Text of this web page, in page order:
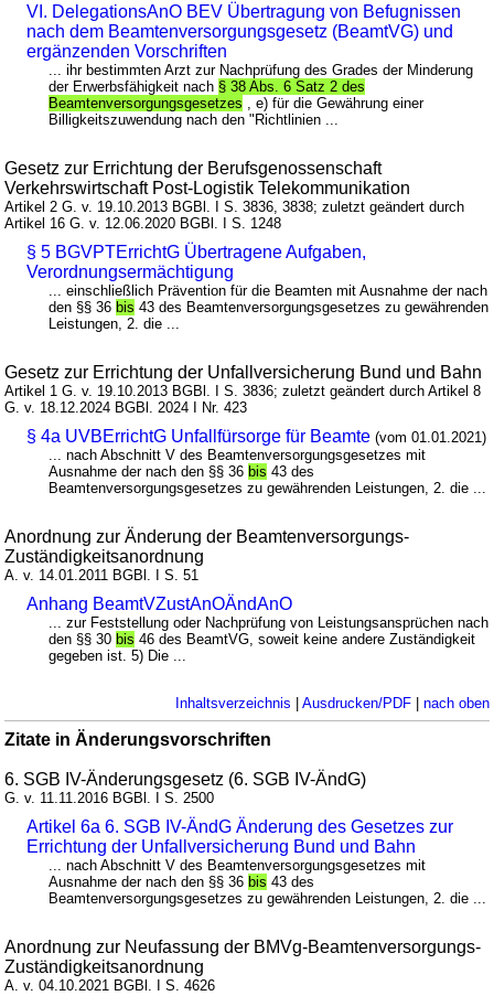
VI. DelegationsAnO BEV Übertragung von Befugnissen
nach dem Beamtenversorgungsgesetz (BeamtVG) und
ergänzenden Vorschriften
... ihr bestimmten Arzt zur Nachprüfung des Grades der Minderung
der Erwerbsfähigkeit nach § 38 Abs. 6 Satz 2 des
Beamtenversorgungsgesetzes , e) für die Gewährung einer
Billigkeitszuwendung nach den "Richtlinien ...
Gesetz zur Errichtung der Berufsgenossenschaft
Verkehrswirtschaft Post-Logistik Telekommunikation
Artikel 2 G. v. 19.10.2013 BGBl. I S. 3836, 3838; zuletzt geändert durch
Artikel 16 G. v. 12.06.2020 BGBl. I S. 1248
§ 5 BGVPTErrichtG Übertragene Aufgaben,
Verordnungsermächtigung
... einschließlich Prävention für die Beamten mit Ausnahme der nach
den §§ 36 bis 43 des Beamtenversorgungsgesetzes zu gewährenden
Leistungen, 2. die ...
Gesetz zur Errichtung der Unfallversicherung Bund und Bahn
Artikel 1 G. v. 19.10.2013 BGBl. I S. 3836; zuletzt geändert durch Artikel 8
G. v. 18.12.2024 BGBl. 2024 I Nr. 423
§ 4a UVBErrichtG Unfallfürsorge für Beamte (vom 01.01.2021)
... nach Abschnitt V des Beamtenversorgungsgesetzes mit
Ausnahme der nach den §§ 36 bis 43 des
Beamtenversorgungsgesetzes zu gewährenden Leistungen, 2. die ...
Anordnung zur Änderung der Beamtenversorgungs-
Zuständigkeitsanordnung
A. v. 14.01.2011 BGBl. I S. 51
Anhang BeamtVZustAnOÄndAnO
... zur Feststellung oder Nachprüfung von Leistungsansprüchen nach
den §§ 30 bis 46 des BeamtVG, soweit keine andere Zuständigkeit
gegeben ist. 5) Die ...
Inhaltsverzeichnis Ausdrucken/PDF| nach oben
Zitate in Änderungsvorschriften
6. SGB IV-Änderungsgesetz (6. SGB IV-ÄndG)
G. v. 11.11.2016 BGBl. I S. 2500
Artikel 6a 6. SGB IV-ÄndG Änderung des Gesetzes zur
Errichtung der Unfallversicherung Bund und Bahn
... nach Abschnitt V des Beamtenversorgungsgesetzes mit
Ausnahme der nach den §§ 36 bis 43 des
Beamtenversorgungsgesetzes zu gewährenden Leistungen, 2. die ...
Anordnung zur Neufassung der BMVg-Beamtenversorgungs-
Zuständigkeitsanordnung
A. v. 04.10.2021 BGBl. I S. 4626